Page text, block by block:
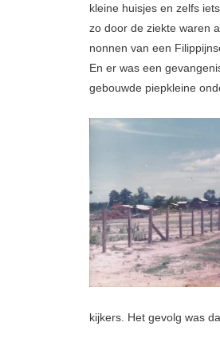
kleine huisjes en zelfs
zo door de ziekte waren
nonnen van een
En er was een
gebouwde piepkleine
kijkers. Het gevolg was